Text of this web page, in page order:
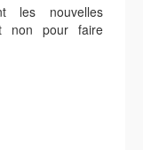
les nouvelles
non pour faire